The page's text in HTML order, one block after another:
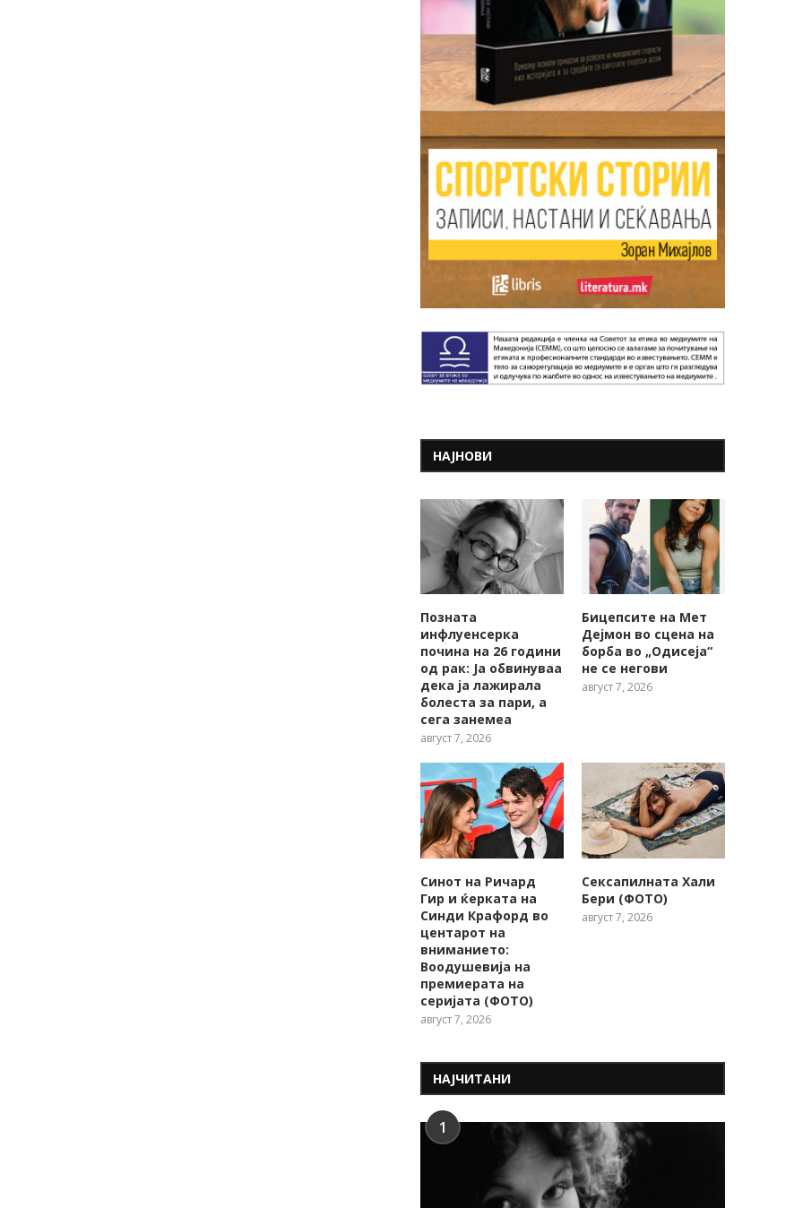
НАЈНОВИ
Позната
инфлуенсерка
почина на 26 години
од рак: Ја обвинуваа
дека ја лажирала
болеста за пари, а
сега занемеа
август 7, 2026
Бицепсите на Мет
Дејмон во сцена на
борба во „Одисеја“
не се негови
август 7, 2026
Синот на Ричард
Гир и ќерката на
Синди Крафорд во
центарот на
вниманието:
Воодушевија на
премиерата на
серијата (ФОТО)
август 7, 2026
Сексапилната Хали
Бери (ФОТО)
август 7, 2026
НАЈЧИТАНИ
1